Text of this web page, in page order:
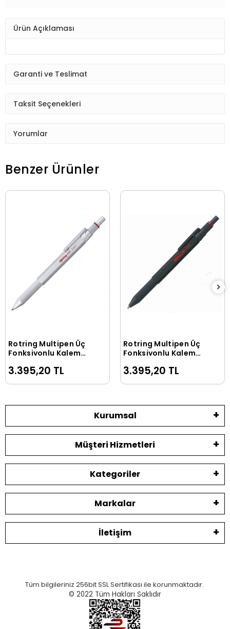
Ürün Açıklaması
Garanti ve Teslimat
Taksit Seçenekleri
Yorumlar
Benzer Ürünler
Sepete Ekle
Rotring Multipen Üç
Fonksiyonlu Kalem
3.395,20 TL
Sepete Ekle
Rotring Multipen Üç
Fonksiyonlu Kalem
3.395,20 TL
Kurumsal
Müşteri Hizmetleri
Kategoriler
Markalar
İletişim
Tüm bilgileriniz 256bit SSL Sertifikası ile korunmaktadır.
© 2022 Tüm Hakları Saklıdır